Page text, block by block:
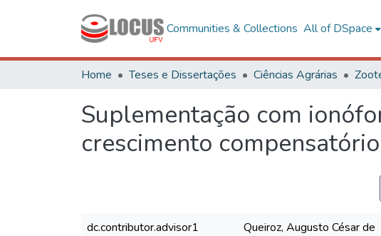
Communities & Collections All of DSpace
Home Teses e Dissertações Ciências Agrárias
Suplementação com
crescimento compensatório
dc.contributor.advisor1
Queiroz, Augusto César de